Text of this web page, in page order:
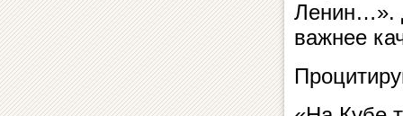
Ленин…».
важнее